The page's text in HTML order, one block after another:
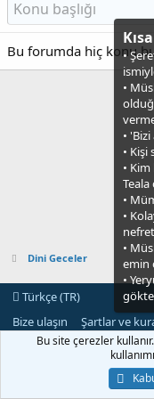
Bu forumda hiç konu
Dini Geceler
Türkçe (TR)
Bize ulaşın
Şartlar ve
Ana sayfa
R
Community platform by
[XGT] Forum statistics system
•
•
•
•
•
•
•
•
emin
•
Bu site çerezler